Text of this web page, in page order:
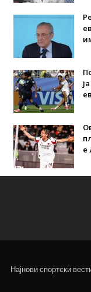
е
Најнови спортски